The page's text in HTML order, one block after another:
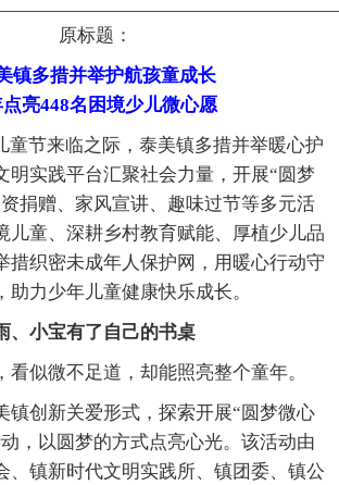
原标题：
镇多措并举护航孩童成长
亮448名困境少儿微心愿
节来临之际，泰美镇多措并举暖心护
明实践平台汇聚社会力量，开展“圆梦
捐赠、家风宣讲、趣味过节等多元活
儿童、深耕乡村教育赋能、厚植少儿品
措织密未成年人保护网，用暖心行动守
助力少年儿童健康快乐成长。
小宝有了自己的书桌
似微不足道，却能照亮整个童年。
创新关爱形式，探索开展“圆梦微心
，以圆梦的方式点亮心光。该活动由
、镇新时代文明实践所、镇团委、镇公